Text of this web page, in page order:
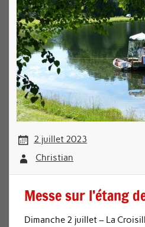
2 juillet 2023
Christian
Messe sur l’étang
Dimanche 2 juillet – La